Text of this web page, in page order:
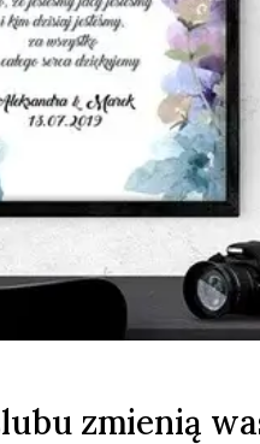
zmienią